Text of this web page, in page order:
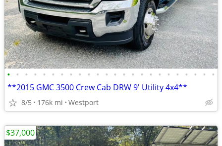
• • • • • • • • • • • • • • • • • • • • • • • •
**2015 GMC 3500 Crew Cab DRW 9' Utility 4x4**
8/5 176k mi Westport
$37,000